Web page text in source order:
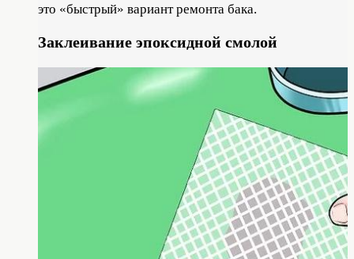
это «быстрый» вариант ремонта бака.
Заклеивание эпоксидной смолой